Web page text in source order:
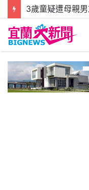
3歲童疑遭母親